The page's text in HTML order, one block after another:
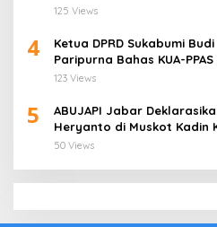
125 Views
4
Ketua DPRD Sukabumi
Paripurna Bahas KUA-
123 Views
5
ABUJAPI Jabar
Heryanto di Muskot Kadin
50 Views